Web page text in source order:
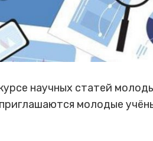
научных статей
молодые